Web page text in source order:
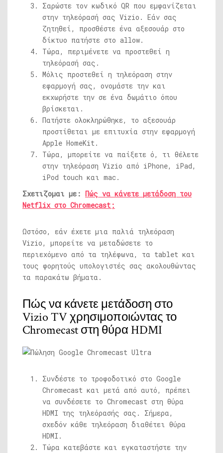
Σαρώστε τον κωδικό QR που εμφανίζεται
στην τηλεόρασή σας Vizio. Εάν σας
ζητηθεί, προσθέστε ένα αξεσουάρ στο
δίκτυο πατήστε στο allow.
Τώρα, περιμένετε να προστεθεί η
τηλεόρασή σας.
Μόλις προστεθεί η τηλεόραση στην
εφαρμογή σας, ονομάστε την και
εκχωρήστε την σε ένα δωμάτιο όπου
βρίσκεται.
Πατήστε ολοκληρώθηκε, το αξεσουάρ
προστίθεται με επιτυχία στην εφαρμογή
Apple HomeKit.
Τώρα, μπορείτε να παίξετε ό, τι θέλετε
στην τηλεόραση Vizio από iPhone, iPad,
iPod touch και mac.
Σχετιζομαι με: Πώς να κάνετε μετάδοση του
Netflix στο Chromecast;
Ωστόσο, εάν έχετε μια παλιά τηλεόραση
Vizio, μπορείτε να μεταδώσετε το
περιεχόμενο από τα τηλέφωνα, τα tablet και
τους φορητούς υπολογιστές σας ακολουθώντας
τα παρακάτω βήματα.
Πώς να κάνετε μετάδοση στο
Vizio TV χρησιμοποιώντας το
Chromecast στη θύρα HDMI
Συνδέστε το τροφοδοτικό στο Google
Chromecast και μετά από αυτό, πρέπει
να συνδέσετε το Chromecast στη θύρα
HDMI της τηλεόρασής σας. Σήμερα,
σχεδόν κάθε τηλεόραση διαθέτει θύρα
HDMI.
Τώρα κατεβάστε και εγκαταστήστε την